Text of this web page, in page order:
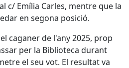
c/ Emília Carles, mentre que la
en segona posició.
caganer de l'any 2025, prop
per la Biblioteca durant
el seu vot. El resultat va